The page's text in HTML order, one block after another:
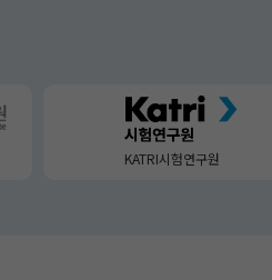
KATRI시험연구원